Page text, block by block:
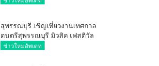
สุพรรณบุรี เชิญเที่ยวงานเทศกาล
ดนตรีสุพรรณบุรี มิวสิค เฟสติวัล
มันส์ เหน่อมาก
ข่าวใหม่อัพเดท